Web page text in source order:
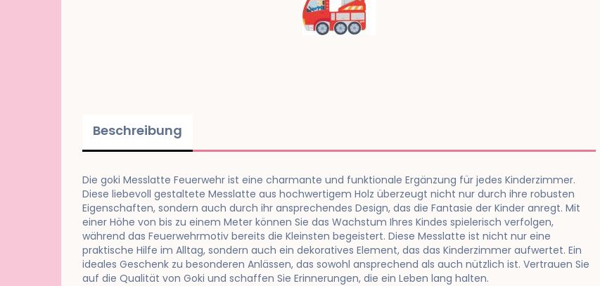
Beschreibung
Die goki Messlatte Feuerwehr ist eine charmante und funktionale Ergänzung für jedes Kinderzimmer.
Diese liebevoll gestaltete Messlatte aus hochwertigem Holz überzeugt nicht nur durch ihre robusten
Eigenschaften, sondern auch durch ihr ansprechendes Design, das die Fantasie der Kinder anregt. Mit
einer Höhe von bis zu einem Meter können Sie das Wachstum Ihres Kindes spielerisch verfolgen,
während das Feuerwehrmotiv bereits die Kleinsten begeistert. Diese Messlatte ist nicht nur eine
praktische Hilfe im Alltag, sondern auch ein dekoratives Element, das das Kinderzimmer aufwertet. Ein
ideales Geschenk zu besonderen Anlässen, das sowohl ansprechend als auch nützlich ist. Vertrauen Sie
auf die Qualität von Goki und schaffen Sie Erinnerungen, die ein Leben lang halten.